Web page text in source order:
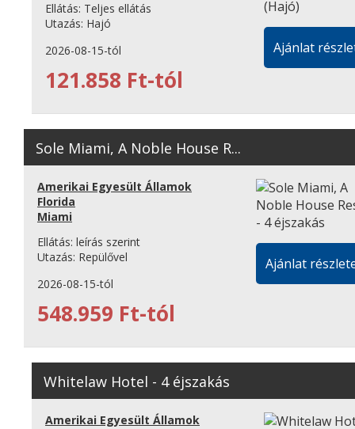
Ellátás: Teljes ellátás
Utazás: Hajó
2026-08-15-tól
121.858 Ft-tól
Ajánlat
Sole Miami, A Noble House R...
Amerikai Egyesült Államok
Florida
Miami
Ellátás: leírás szerint
Utazás: Repülővel
2026-08-15-tól
548.959 Ft-tól
Ajánlat
Whitelaw Hotel - 4 éjszakás
Amerikai Egyesült Államok